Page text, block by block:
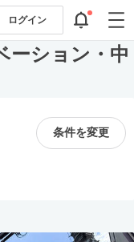
ログイン
ーション・中
条件を変更